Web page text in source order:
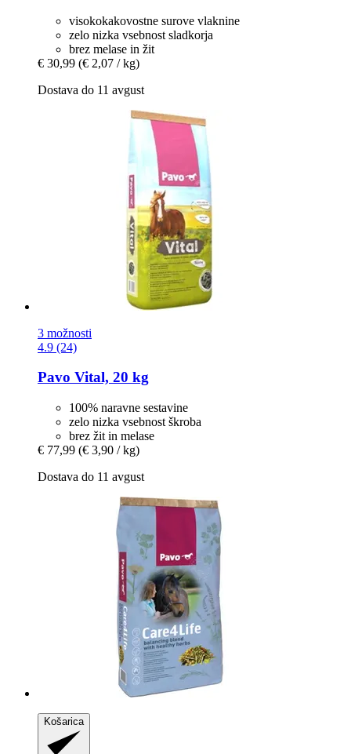
visokokakovostne surove vlaknine
zelo nizka vsebnost sladkorja
brez melase in žit
€ 30,99 (€ 2,07 / kg)
Dostava do 11 avgust
3 možnosti
4.9 (24)
Pavo Vital, 20 kg
100% naravne sestavine
zelo nizka vsebnost škroba
brez žit in melase
€ 77,99 (€ 3,90 / kg)
Dostava do 11 avgust
Košarica